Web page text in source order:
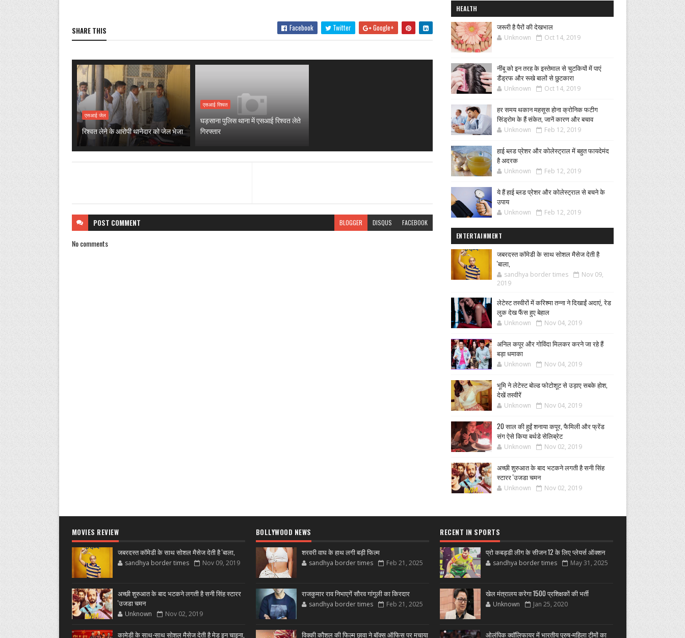
SHARE THIS Facebook Twitter Google+
एसआई जेल
रिश्वत लेने के आरोपी थानेदार को जेल भेजा
एसआई रिश्वत
घड़साना पुलिस थाना में एसआई रिश्वत लेते
गिरफ्तार
POST COMMENT BLOGGER DISQUS FACEBOOK
No comments
HEALTH
जरूरी है पैरों की देखभाल
Unknown Oct 14, 2019
नींबू को इन तरह के इस्तेमाल से चुटकियों में पाएं
डैंड्रफ और रूखे बालों से छुटकारा
Unknown Oct 14, 2019
हर समय थकान महसूस होना क्रोनिक फटीग
सिंड्रोम के हैं संकेत, जानें कारण और बचाव
Unknown Feb 12, 2019
हाई ब्लड प्रेशर और कोलेस्ट्राल में बहुत फायदेमंद
है अदरक
Unknown Feb 12, 2019
ये हैं हाई ब्लड प्रेशर और कोलेस्ट्राल से बचने के
उपाय
Unknown Feb 12, 2019
ENTERTAINMENT
जबरदस्त कॉमेडी के साथ सोशल मैसेज देती है
'बाला,
sandhya border times
Nov 09,
2019
लेटेस्ट तस्वीरों में करिश्मा तन्ना ने दिखाईं अदाएं, रेड
लुक देख फैंस हुए बेहाल
Unknown Nov 04, 2019
अनिल कपूर और गोविंदा मिलकर करने जा रहे हैं
बड़ा धमाका
Unknown Nov 04, 2019
भूमि ने लेटेस्ट बोल्ड फोटोशूट से उड़ाए सबके होश,
देखें तस्वीरें
Unknown Nov 04, 2019
20 साल की हुईं शनाया कपूर, फैमिली और फ्रेंड
संग ऐसे किया बर्थडे सेलिब्रेट
Unknown Nov 02, 2019
अच्छी शुरुआत के बाद भटकने लगती है सनी सिंह
स्टारर 'उजडा चमन
Unknown Nov 02, 2019
MOVIES REVIEW
जबरदस्त कॉमेडी के साथ सोशल मैसेज देती है 'बाला,
sandhya border times Nov 09, 2019
अच्छी शुरुआत के बाद भटकने लगती है सनी सिंह स्टारर
'उजडा चमन
Unknown Nov 02, 2019
कामेडी के साथ-साथ सोशल मैसेज देती है मेड इन चाइना,
BOLLYWOOD NEWS
शरवरी वाघ के हाथ लगी बड़ी फिल्म
sandhya border times Feb 21, 2025
राजकुमार राव निभाएगें सौरव गांगुली का किरदार
sandhya border times Feb 21, 2025
विक्की कौशल की फिल्म छावा ने बॉक्स ऑफिस पर मचाया
RECENT IN SPORTS
प्रो कबड्डी लीग के सीजन 12 के लिए प्लेयर्स ऑक्शन
sandhya border times May 31, 2025
खेल मंत्रालय करेगा 1500 प्रशिक्षकों की भर्ती
Unknown Jan 25, 2020
ओलंपिक क्वॉलिफायर में भारतीय पुरुष-महिला टीमों का